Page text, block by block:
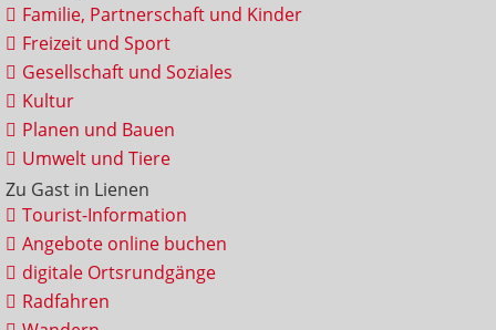
Familie, Partnerschaft und Kinder
Freizeit und Sport
Gesellschaft und Soziales
Kultur
Planen und Bauen
Umwelt und Tiere
Zu Gast in Lienen
Tourist-Information
Angebote online buchen
digitale Ortsrundgänge
Radfahren